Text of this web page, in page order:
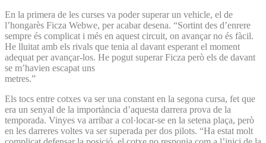
En la primera de les curses va poder superar un vehicle, el de
l’hongarès Ficza Webwe, per acabar desena. “Sortint des d’enrere
sempre és complicat i més en aquest circuit, on avançar no és fàcil.
He lluitat amb els rivals que tenia al davant esperant el moment
adequat per avançar-los. He pogut superar Ficza però els de davant
se m’havien escapat uns
metres.”
Els tocs entre cotxes va ser una constant en la segona cursa, fet que
era un senyal de la importància d’aquesta darrera prova de la
temporada. Vinyes va arribar a col·locar-se en la setena plaça, però
en les darreres voltes va ser superada per dos pilots. “Ha estat molt